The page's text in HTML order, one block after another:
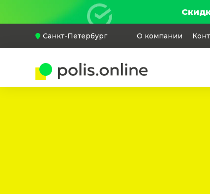
Санкт-Петербург О компании